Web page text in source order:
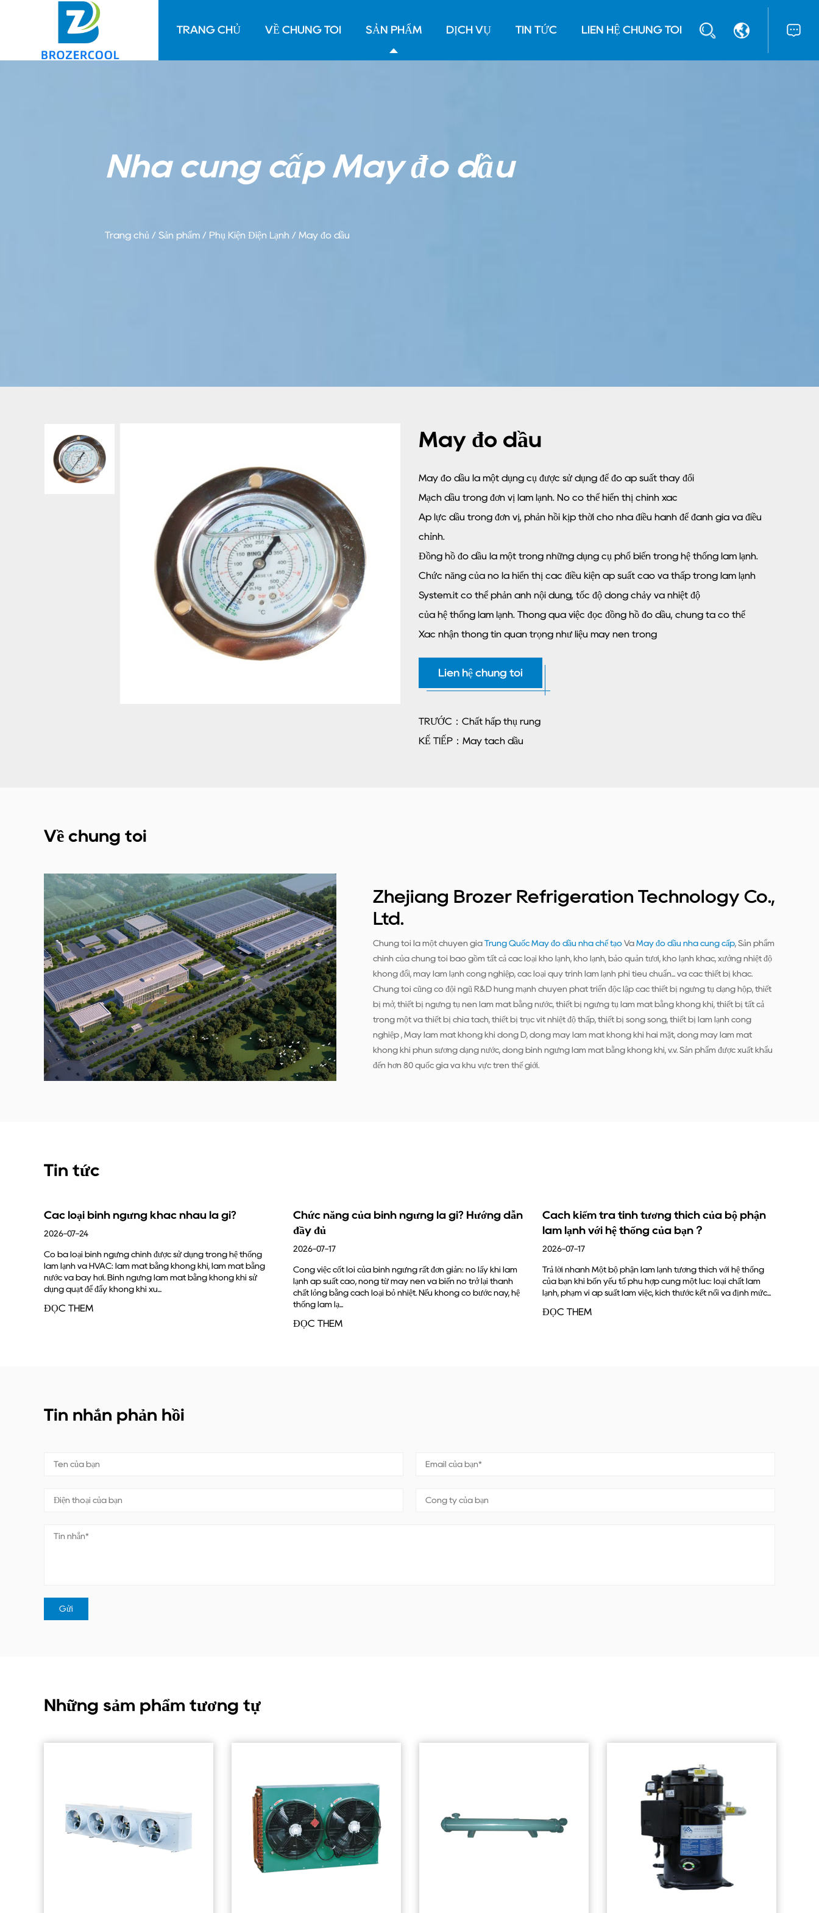
TRANG CHỦ VỀ CHÚNG TÔI SẢN PHẨM DỊCH VỤ TIN TỨC LIÊN HỆ CHÚNG TÔI
Nhà cung cấp Máy đo dầu
Trang chủ / Sản phẩm / Phụ Kiện Điện Lạnh / Máy đo dầu
Máy đo dầu
Máy đo dầu là một dụng cụ được sử dụng để đo áp suất thay đổi
Mạch dầu trong đơn vị làm lạnh. Nó có thể hiển thị chính xác
Áp lực dầu trong đơn vị, phản hồi kịp thời cho nhà điều hành để đánh giá và điều
chỉnh.
Đồng hồ đo dầu là một trong những dụng cụ phổ biến trong hệ thống làm lạnh.
Chức năng của nó là hiển thị các điều kiện áp suất cao và thấp trong làm lạnh
System.it có thể phản ánh nội dung, tốc độ dòng chảy và nhiệt độ
của hệ thống làm lạnh. Thông qua việc đọc đồng hồ đo dầu, chúng ta có thể
Xác nhận thông tin quan trọng như liệu máy nén trong
hiệu ứng là bình thường. Đồng thời, thông qua các bài đọc trong các tình huống
khẩn cấp,
Liên hệ chúng tôi
TRƯỚC：Chất hấp thụ rung
KẾ TIẾP：Máy tách dầu
Về chúng tôi
Zhejiang Brozer Refrigeration Technology Co.,
Ltd.
Chúng tôi là một chuyên gia Trung Quốc Máy đo dầu nhà chế tạo Và Máy đo dầu nhà cung cấp , Sản phẩm
chính của chúng tôi bao gồm tất cả các loại kho lạnh, kho lạnh, bảo quản tươi, kho lạnh khác, xưởng nhiệt độ
không đổi, máy làm lạnh công nghiệp, các loại quy trình làm lạnh phi tiêu chuẩn... và các thiết bị khác.
Chúng tôi cũng có đội ngũ R&D hùng mạnh chuyên phát triển độc lập các thiết bị ngưng tụ dạng hộp, thiết
bị mở, thiết bị ngưng tụ nén làm mát bằng nước, thiết bị ngưng tụ làm mát bằng không khí, thiết bị tất cả
trong một và thiết bị chia tách, thiết bị trục vít nhiệt độ thấp, thiết bị song song, thiết bị làm lạnh công
nghiệp , Máy làm mát không khí dòng D, dòng máy làm mát không khí hai mặt, dòng máy làm mát
không khí phun sương dạng nước, dòng bình ngưng làm mát bằng không khí, v.v. Sản phẩm được xuất khẩu
đến hơn 80 quốc gia và khu vực trên thế giới.
Tin tức
nhau là gì?
sử dụng trong hệ thống
khí, làm mát bằng
bằng không khí sử
Chức năng của bình ngưng là gì? Hướng dẫn
Công việc cốt lõi của bình ngưng rất đơn giản: nó lấy khí làm
lạnh áp suất cao, nóng từ máy nén và biến nó trở lại thành
chất lỏng bằng cách loại bỏ nhiệt. Nếu không có bước này, hệ
Cách kiểm tra tính tương thích của bộ phận
Trả lời nhanh Một bộ phận làm lạnh tương thích với hệ thống
của bạn khi bốn yếu tố phù hợp cùng một lúc: loại chất làm
lạnh, phạm vi áp suất làm việc, kích thước kết nối và định mức...
Chức năng của bình ngưng là gì?
2026-07-10
lạnh nóng, áp suất cao thoát ra khỏi máy nén và
lại thành chất lỏng. Khi làm như vậy, nó cũng làm
môi chất...
Tin nhắn phản hồi
Những sảm phẩm tương tự